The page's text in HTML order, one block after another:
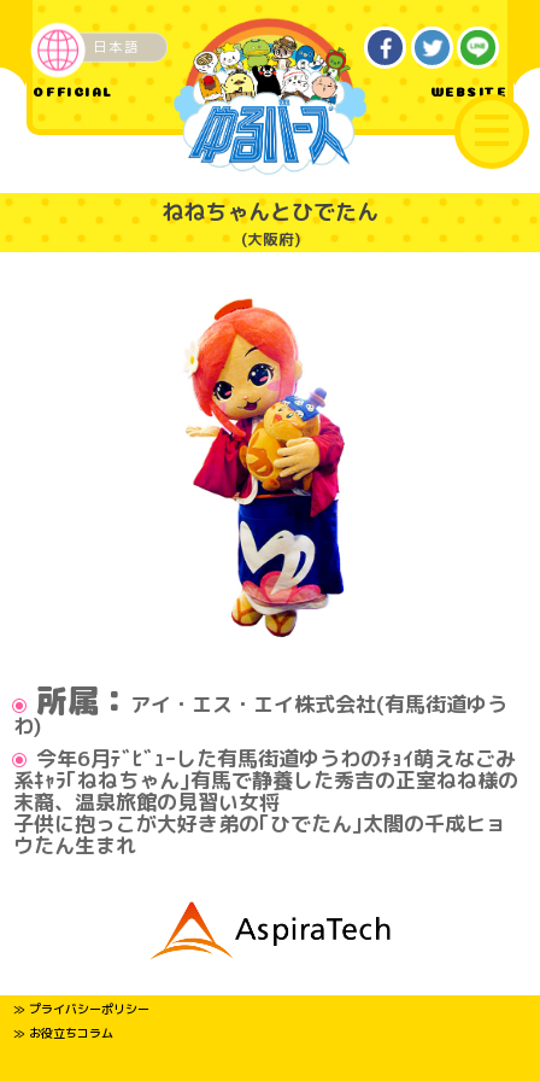
OFFICIAL WEBSITE
日本語
企業・その他
ねねちゃんとひでたん
(大阪府)
所属： アイ・エス・エイ株式会社(有馬街道ゆう
わ)
今年6月ﾃﾞﾋﾞｭｰした有馬街道ゆうわのﾁｮｲ萌えなごみ
系ｷｬﾗ｢ねねちゃん｣有馬で静養した秀吉の正室ねね様の
末裔、温泉旅館の見習い女将
子供に抱っこが大好き弟の｢ひでたん｣太閤の千成ヒョ
ウたん生まれ
≫ プライバシーポリシー
≫ お役立ちコラム